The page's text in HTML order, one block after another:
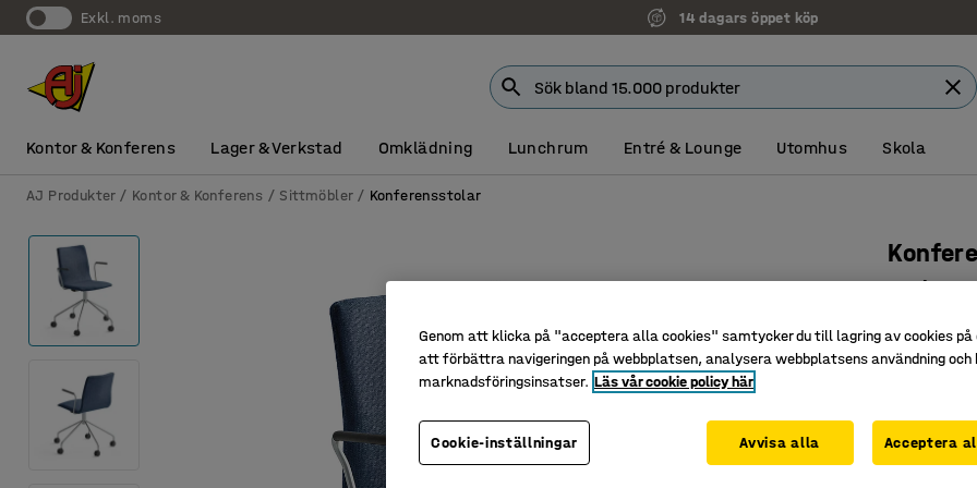
exkl. moms 14 dagars öppet köp
Kontor & Konferens Lager & Verkstad Omklädning Lunchrum Entré & Lounge Utomhus Skola
AJ Produkter Kontor & Konferens Sittmöbler Konferensstolar
Med
Nätt och
Genom att klicka på "acceptera alla cookies" samtycker du till lagring av cookies på
att förbättra navigeringen på webbplatsen, analysera webbplatsens användning
marknadsföringsinsatser. Läs vår cookie policy här
Cookie-inställningar Avvisa alla Acceptera